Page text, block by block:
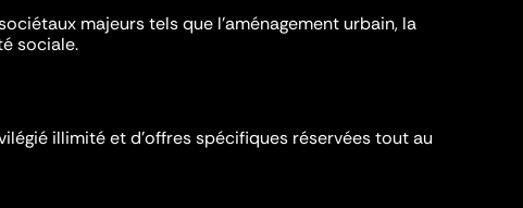
majeurs tels que l'aménagement urbain, la
sociale.
illimité et d’offres spécifiques réservées tout au